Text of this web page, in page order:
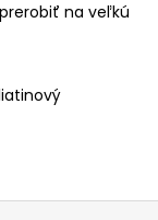
na veľkú